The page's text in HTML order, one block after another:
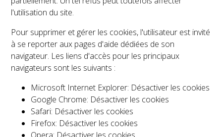
l'utilisation du site.
Pour supprimer et gérer les cookies, l'utilisateur est invité
à se reporter aux pages d'aide dédiées de son
navigateur. Les liens d'accès pour les principaux
navigateurs sont les suivants :
Microsoft Internet Explorer: Désactiver les cookies
Google Chrome: Désactiver les cookies
Safari: Désactiver les cookies
Firefox: Désactiver les cookies